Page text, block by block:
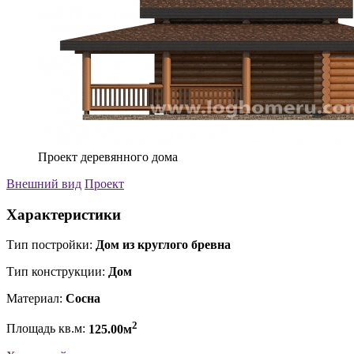
Проект деревянного дома
Внешний вид Проект
Характеристики
Тип постройки: Дом из круглого бревна
Тип конструкции: Дом
Материал: Сосна
Площадь кв.м: 125.00м2